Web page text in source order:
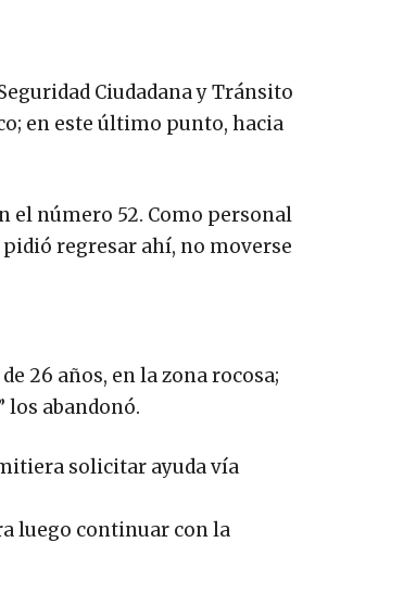
Ciudadana y Tránsito
en este último punto, hacia
el número 52. Como personal
pidió regresar ahí, no moverse
26 años, en la zona rocosa;
los abandonó.
solicitar ayuda vía
luego continuar con la